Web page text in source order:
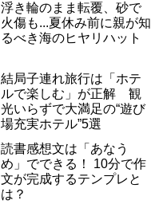
浮き輪のまま転覆、砂で
火傷も...夏休み前に親が知
るべき海のヒヤリハット
結局子連れ旅行は「ホテ
ルで楽しむ」が正解 観
光いらずで大満足の“遊び
場充実ホテル”5選
読書感想文は「あなう
め」でできる！ 10分で作
文が完成するテンプレと
は？